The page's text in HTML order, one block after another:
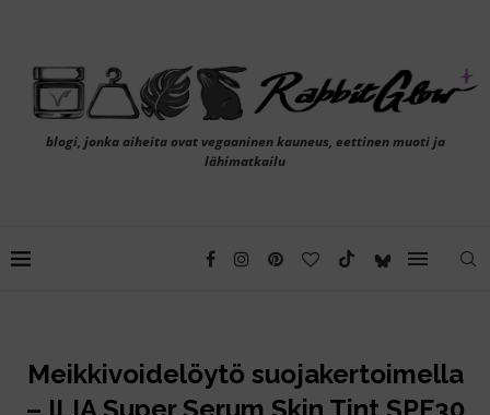
blogi, jonka aiheita ovat vegaaninen kauneus, eettinen muoti ja
lähimatkailu
Meikkivoidelöytö suojakertoimella
– ILIA Super Serum Skin Tint SPF30